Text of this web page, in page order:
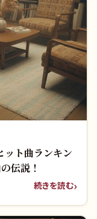
ット曲ランキン
伝説！
続きを読む